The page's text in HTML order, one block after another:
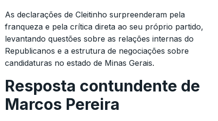
As declarações de Cleitinho surpreenderam pela
franqueza e pela crítica direta ao seu próprio partido,
levantando questões sobre as relações internas do
Republicanos e a estrutura de negociações sobre
candidaturas no estado de Minas Gerais.
Resposta contundente de
Marcos Pereira